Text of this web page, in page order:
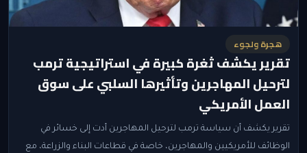
هجرة ولجوء
تقرير يكشف ثغرة كبيرة في استراتيجية ترمب
لترحيل المهاجرين وتأثيرها السلبي على سوق
العمل الأمريكي
تقرير يكشف أن سياسة ترمب لترحيل المهاجرين أدت إلى خسائر في
الوظائف للأمريكيين والمهاجرين، خاصة في قطاعات البناء والزراعة، مع